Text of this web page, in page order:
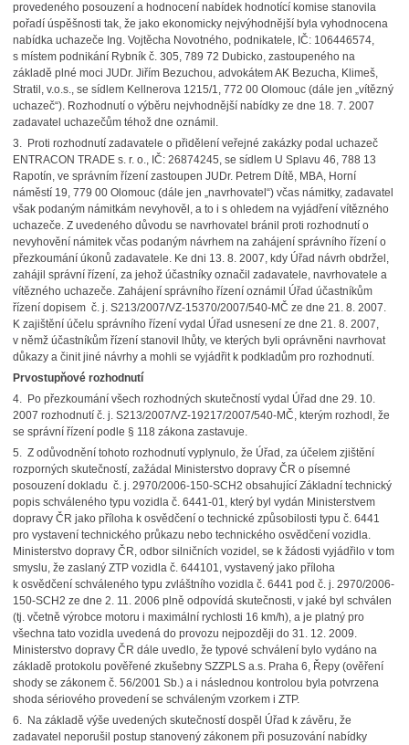
provedeného posouzení a hodnocení nabídek hodnotící komise stanovila
pořadí úspěšnosti tak, že jako ekonomicky nejvýhodnější byla vyhodnocena
nabídka uchazeče Ing. Vojtěcha Novotného, podnikatele, IČ: 106446574,
s místem podnikání Rybník č. 305, 789 72 Dubicko, zastoupeného na
základě plné moci JUDr. Jiřím Bezuchou, advokátem AK Bezucha, Klimeš,
Stratil, v.o.s., se sídlem Kellnerova 1215/1, 772 00 Olomouc (dále jen „vítězný
uchazeč“). Rozhodnutí o výběru nejvhodnější nabídky ze dne 18. 7. 2007
zadavatel uchazečům téhož dne oznámil.
3. Proti rozhodnutí zadavatele o přidělení veřejné zakázky podal uchazeč
ENTRACON TRADE s. r. o., IČ: 26874245, se sídlem U Splavu 46, 788 13
Rapotín, ve správním řízení zastoupen JUDr. Petrem Dítě, MBA, Horní
náměstí 19, 779 00 Olomouc (dále jen „navrhovatel“) včas námitky, zadavatel
však podaným námitkám nevyhověl, a to i s ohledem na vyjádření vítězného
uchazeče. Z uvedeného důvodu se navrhovatel bránil proti rozhodnutí o
nevyhovění námitek včas podaným návrhem na zahájení správního řízení o
přezkoumání úkonů zadavatele. Ke dni 13. 8. 2007, kdy Úřad návrh obdržel,
zahájil správní řízení, za jehož účastníky označil zadavatele, navrhovatele a
vítězného uchazeče. Zahájení správního řízení oznámil Úřad účastníkům
řízení dopisem č. j. S213/2007/VZ-15370/2007/540-MČ ze dne 21. 8. 2007.
K zajištění účelu správního řízení vydal Úřad usnesení ze dne 21. 8. 2007,
v němž účastníkům řízení stanovil lhůty, ve kterých byli oprávněni navrhovat
důkazy a činit jiné návrhy a mohli se vyjádřit k podkladům pro rozhodnutí.
Prvostupňové rozhodnutí
4. Po přezkoumání všech rozhodných skutečností vydal Úřad dne 29. 10.
2007 rozhodnutí č. j. S213/2007/VZ-19217/2007/540-MČ, kterým rozhodl, že
se správní řízení podle § 118 zákona zastavuje.
5. Z odůvodnění tohoto rozhodnutí vyplynulo, že Úřad, za účelem zjištění
rozporných skutečností, zažádal Ministerstvo dopravy ČR o písemné
posouzení dokladu č. j. 2970/2006-150-SCH2 obsahující Základní technický
popis schváleného typu vozidla č. 6441-01, který byl vydán Ministerstvem
dopravy ČR jako příloha k osvědčení o technické způsobilosti typu č. 6441
pro vystavení technického průkazu nebo technického osvědčení vozidla.
Ministerstvo dopravy ČR, odbor silničních vozidel, se k žádosti vyjádřilo v tom
smyslu, že zaslaný ZTP vozidla č. 644101, vystavený jako příloha
k osvědčení schváleného typu zvláštního vozidla č. 6441 pod č. j. 2970/2006-
150-SCH2 ze dne 2. 11. 2006 plně odpovídá skutečnosti, v jaké byl schválen
(tj. včetně výrobce motoru i maximální rychlosti 16 km/h), a je platný pro
všechna tato vozidla uvedená do provozu nejpozději do 31. 12. 2009.
Ministerstvo dopravy ČR dále uvedlo, že typové schválení bylo vydáno na
základě protokolu pověřené zkušebny SZZPLS a.s. Praha 6, Řepy (ověření
shody se zákonem č. 56/2001 Sb.) a i následnou kontrolou byla potvrzena
shoda sériového provedení se schváleným vzorkem i ZTP.
6. Na základě výše uvedených skutečností dospěl Úřad k závěru, že
zadavatel neporušil postup stanovený zákonem při posuzování nabídky